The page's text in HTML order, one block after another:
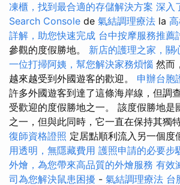
凍櫃，找到最合適的存儲解決方案 深入
Search Console de 氣結調理療法 la
詳解，助您快速完成 台中按摩服務推薦
參觀的度假勝地。 新店的護理之家，關
一位打掃阿姨，幫您解決家務煩惱 然而
越來越受到外國遊客的歡迎。 申辦台胞
許多外國遊客到達了這條海岸線，但調
受歡迎的度假勝地之一。 該度假勝地是
之一，但與此同時，它一直在保持其獨
復師資格證照 定居點順利流入另一個度
用透明，無隱藏費用 護照申請的必要步
外燴，為您帶來高品質的外燴服務 有效
司為您解決鼠患困擾 - 氣結調理療法 台